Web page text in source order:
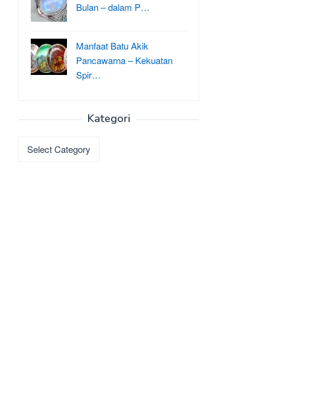
Bulan – dalam P…
Manfaat Batu Akik
Pancawarna – Kekuatan
Spir…
Kategori
Kategori